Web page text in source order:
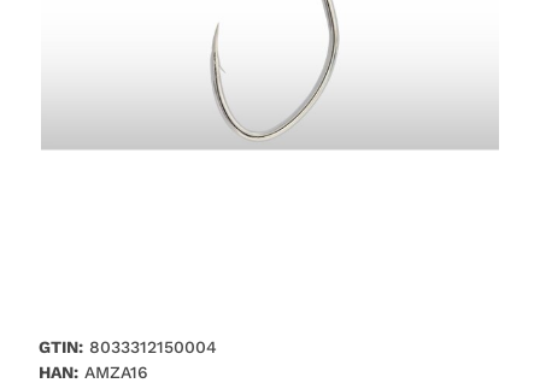
GTIN: 8033312150004
HAN: AMZA16